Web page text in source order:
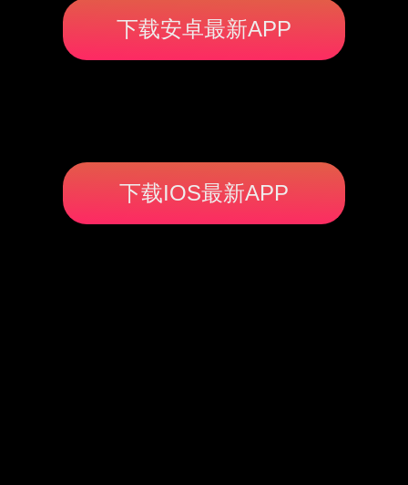
下载安卓最新APP
下载IOS最新APP